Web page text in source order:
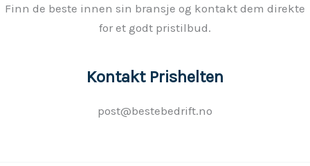
Finn de beste innen sin bransje og kontakt dem direkte
for et godt pristilbud.
Kontakt Prishelten
post@bestebedrift.no